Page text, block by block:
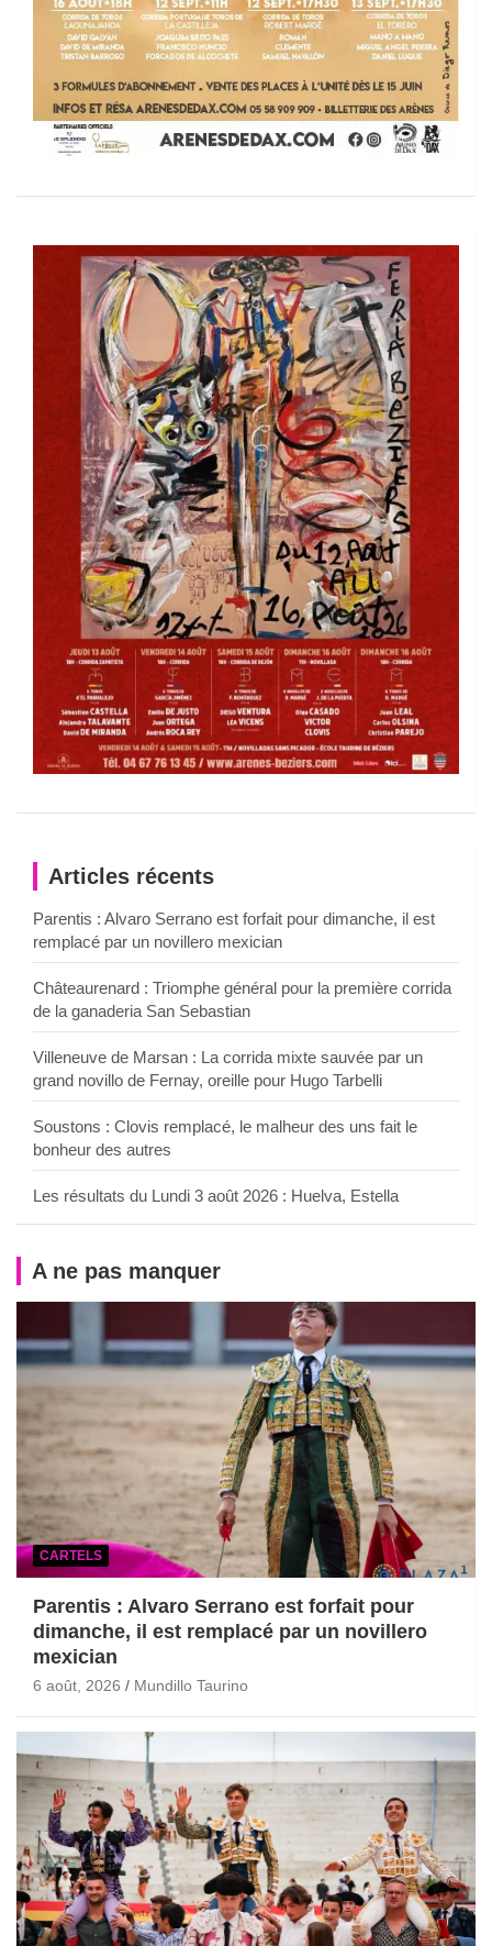
Articles récents
Parentis : Alvaro Serrano est forfait pour dimanche, il est
remplacé par un novillero mexician
Châteaurenard : Triomphe général pour la première corrida
de la ganaderia San Sebastian
Villeneuve de Marsan : La corrida mixte sauvée par un
grand novillo de Fernay, oreille pour Hugo Tarbelli
Soustons : Clovis remplacé, le malheur des uns fait le
bonheur des autres
Les résultats du Lundi 3 août 2026 : Huelva, Estella
A ne pas manquer
CARTELS
Parentis : Alvaro Serrano est forfait pour
dimanche, il est remplacé par un novillero
mexician
6 août, 2026 Mundillo Taurino